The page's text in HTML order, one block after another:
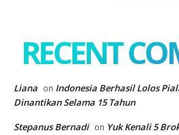
RECENT
Liana on Indonesia Berhasil Lolos
Dinantikan Selama 15 Tahun
Stepanus Bernadi on Yuk Kenali 5